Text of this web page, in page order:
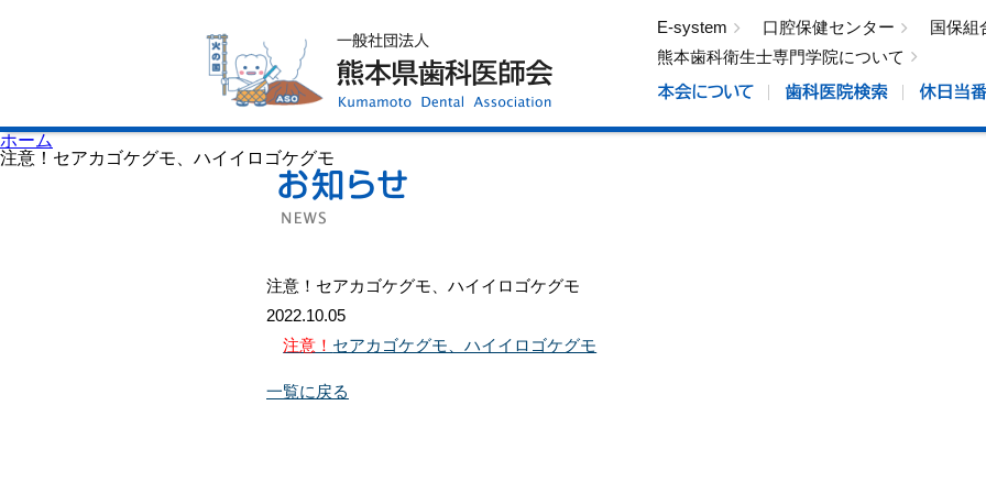
E-system 口腔保健センター
国保組
熊本歯科衛生士専門学院について
ホーム
注意！セアカゴケグモ、ハイイロゴケグモ
注意！セアカゴケグモ、ハイイロゴケグモ
2022.10.05
注意！ セアカゴケグモ、ハイイロゴケグモ
一覧に戻る
歯科医院検索
休日当番医
イベント案内
歯の豆知識
口腔保健センター
国保組合からのお知らせ
熊本歯科衛生士専門学院
会員専用ページ
プライバシーポリシー
サイトマップ